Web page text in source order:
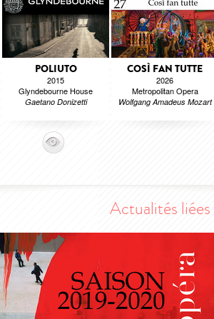
POLIUTO
2015
Glyndebourne House
Gaetano Donizetti
COSÌ FAN TUTTE
2026
Metropolitan Opera
Wolfgang Amadeus Mozart
Actualités liées